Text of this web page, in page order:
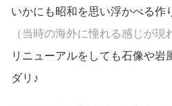
いかにも昭和を思い浮かべる作
（当時の海外に憧れる感じが現
リニューアルをしても石像や岩
ダリ♪